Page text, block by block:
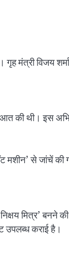
मंत्री विजय
की थी। इस
मशीन’ से जांचें की
मित्र’ बनने
कराई है।